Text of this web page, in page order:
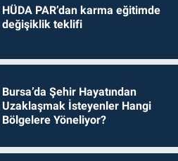
HÜDA PAR’dan karma eğitimde
değişiklik teklifi
Bursa’da Şehir Hayatından
Uzaklaşmak İsteyenler Hangi
Bölgelere Yöneliyor?